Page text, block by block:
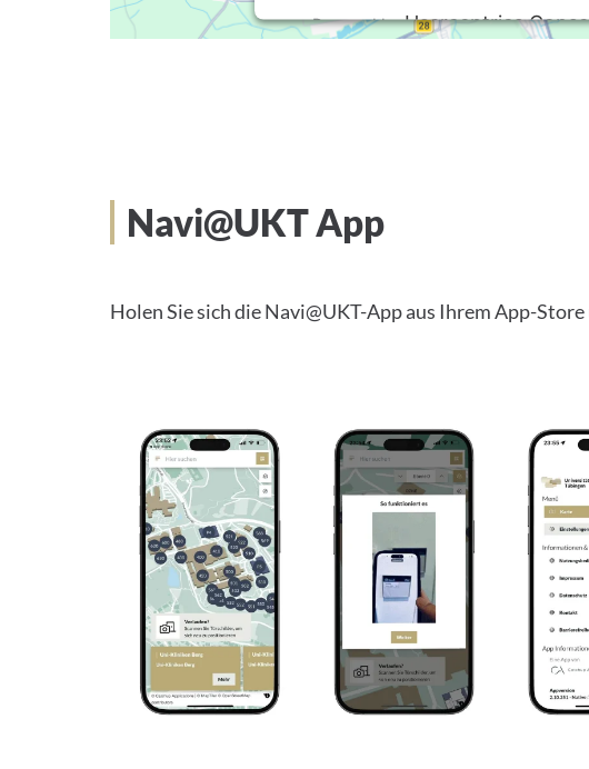
Powered byUsercentrics
Navi@UKT App
Holen Sie sich die Navi@UKT-App aus Ihrem App-